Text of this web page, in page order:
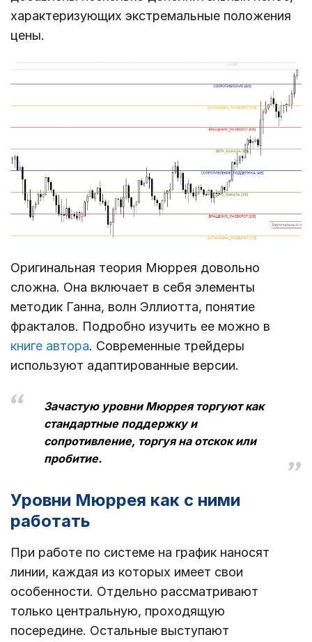
характеризующих экстремальные положения
цены.
Оригинальная теория Мюррея довольно
сложна. Она включает в себя элементы
методик Ганна, волн Эллиотта, понятие
фракталов. Подробно изучить ее можно в
книге автора. Современные трейдеры
используют адаптированные версии.
Зачастую уровни Мюррея торгуют как
стандартные поддержку и
сопротивление, торгуя на отскок или
пробитие.
Уровни Мюррея как с ними
работать
При работе по системе на график наносят
линии, каждая из которых имеет свои
особенности. Отдельно рассматривают
только центральную, проходящую
посередине. Остальные выступают